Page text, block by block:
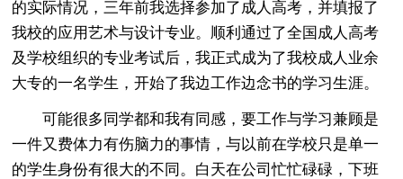
的实际情况，三年前我选择参加了成人高考，并填报了
我校的应用艺术与设计专业。顺利通过了全国成人高考
及学校组织的专业考试后，我正式成为了我校成人业余
大专的一名学生，开始了我边工作边念书的学习生涯。
可能很多同学都和我有同感，要工作与学习兼顾是
一件又费体力有伤脑力的事情，与以前在学校只是单一
的学生身份有很大的不同。白天在公司忙忙碌碌，下班